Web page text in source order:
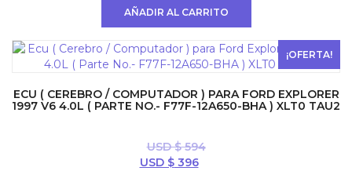
era:
$ 981.
es:
$ 792.
AÑADIR AL CARRITO
¡OFERTA!
ECU ( CEREBRO / COMPUTADOR ) PARA FORD EXPLORER
1997 V6 4.0L ( PARTE NO.- F77F-12A650-BHA ) XLT0 TAU2
USD $594
El
USD $396El